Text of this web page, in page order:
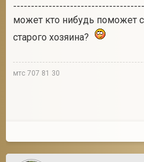
может кто нибудь поможет
старого хозяина?
мтс 707 81 30